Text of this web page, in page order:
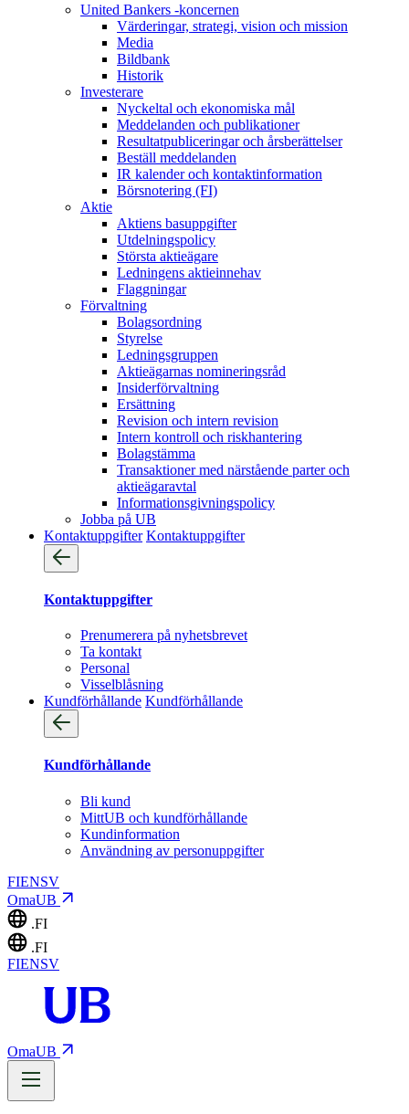
United Bankers -koncernen
Värderingar, strategi, vision och mission
Media
Bildbank
Historik
Investerare
Nyckeltal och ekonomiska mål
Meddelanden och publikationer
Resultatpubliceringar och årsberättelser
Beställ meddelanden
IR kalender och kontaktinformation
Börsnotering (FI)
Aktie
Aktiens basuppgifter
Utdelningspolicy
Största aktieägare
Ledningens aktieinnehav
Flaggningar
Förvaltning
Bolagsordning
Styrelse
Ledningsgruppen
Aktieägarnas nomineringsråd
Insiderförvaltning
Ersättning
Revision och intern revision
Intern kontroll och riskhantering
Bolagstämma
Transaktioner med närstående parter och
aktieägaravtal
Informationsgivningspolicy
Jobba på UB
Kontaktuppgifter Kontaktuppgifter
Kontaktuppgifter
Prenumerera på nyhetsbrevet
Ta kontakt
Personal
Visselblåsning
Kundförhållande Kundförhållande
Kundförhållande
Bli kund
MittUB och kundförhållande
Kundinformation
Användning av personuppgifter
FIENSV
OmaUB
.FI
.FI
FIENSV
OmaUB